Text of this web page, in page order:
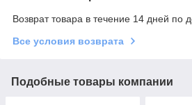
Возврат товара в течение 14 дней по
Все условия возврата
Подобные товары компании